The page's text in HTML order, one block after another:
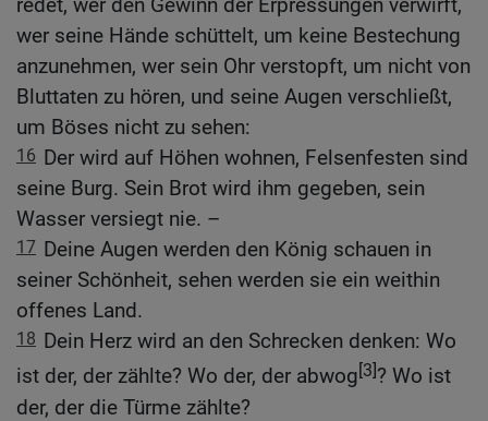
redet, wer den Gewinn der Erpressungen verwirft,
wer seine Hände schüttelt, um keine Bestechung
anzunehmen, wer sein Ohr verstopft, um nicht von
Bluttaten zu hören, und seine Augen verschließt,
um Böses nicht zu sehen:
16 Der wird auf Höhen wohnen, Felsenfesten sind
seine Burg. Sein Brot wird ihm gegeben, sein
Wasser versiegt nie. –
17 Deine Augen werden den König schauen in
seiner Schönheit, sehen werden sie ein weithin
offenes Land.
18 Dein Herz wird an den Schrecken denken: Wo
ist der, der zählte? Wo der, der abwog[3]? Wo ist
der, der die Türme zählte?